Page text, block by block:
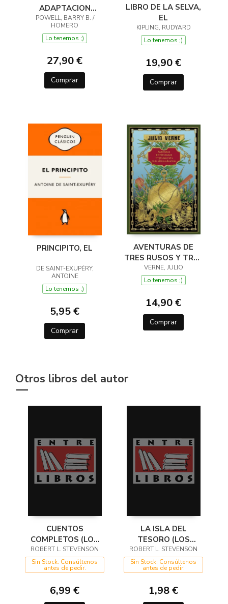
ADAPTACION
ILUSTRADA
POWELL, BARRY B. /
HOMERO
Lo tenemos ;)
27,90 €
Comprar
LIBRO DE LA SELVA,
EL
KIPLING, RUDYARD
Lo tenemos ;)
19,90 €
Comprar
PRINCIPITO, EL
DE SAINT-EXUPÉRY,
ANTOINE
Lo tenemos ;)
5,95 €
Comprar
AVENTURAS DE
TRES RUSOS Y TRES
INGLESES EN EL
ÁFRICA AUSTRAL
VERNE, JULIO
Lo tenemos ;)
14,90 €
Comprar
Otros libros del autor
CUENTOS
COMPLETOS (LOS
MEJORES CLÁSICOS)
ROBERT L. STEVENSON
Sin Stock. Consúltenos
antes de pedir.
6,99 €
LA ISLA DEL
TESORO (LOS
MEJORES CLÁSICOS)
ROBERT L. STEVENSON
Sin Stock. Consúltenos
antes de pedir.
1,98 €